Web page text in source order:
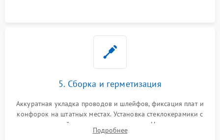
5. Сборка и герметизация
Аккуратная укладка проводов и шлейфов, фиксация плат и
конфорок на штатных местах. Установка стеклокерамики с
проверкой равномерности зазоров. Нанесение
термостойкого герметика или укладка уплотнительной
Подробнее